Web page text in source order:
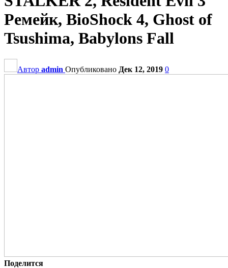
Ремейк, BioShock 4, Ghost of
Tsushima, Babylons Fall
Автор admin Опубликовано Дек 12, 2019 0
Поделится